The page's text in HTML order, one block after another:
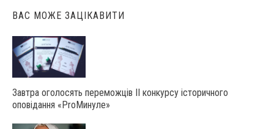
ВАС МОЖЕ ЗАЦІКАВИТИ
Завтра оголосять переможців ІІ конкурсу історичного
оповідання «ProМинуле»